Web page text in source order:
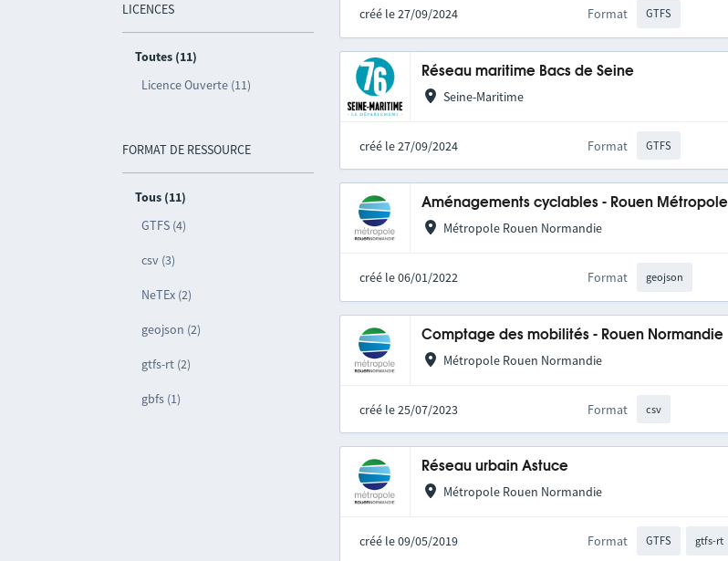
LICENCES
Toutes (11)
Licence Ouverte (11)
FORMAT DE RESSOURCE
Tous (11)
GTFS (4)
csv (3)
NeTEx (2)
geojson (2)
gtfs-rt (2)
gbfs (1)
créé le 27/09/2024 Format GTFS
Réseau maritime Bacs de Seine
Seine-Maritime
créé le 27/09/2024 Format GTFS
Aménagements cyclables - Rouen Métropole
Métropole Rouen Normandie
créé le 06/01/2022 Format geojson
Comptage des mobilités - Rouen Normandie
Métropole Rouen Normandie
créé le 25/07/2023 Format csv
Réseau urbain Astuce
Métropole Rouen Normandie
créé le 09/05/2019 Format GTFS gtfs-rt